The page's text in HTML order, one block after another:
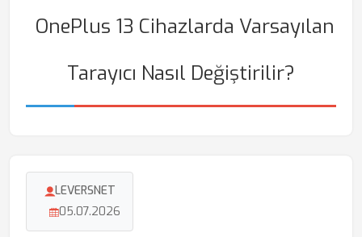
OnePlus 13 Cihazlarda Varsayılan
Tarayıcı Nasıl Değiştirilir?
LEVERSNET
05.07.2026